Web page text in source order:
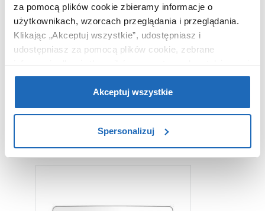
za pomocą plików cookie zbieramy informacje o
użytkownikach, wzorcach przeglądania i przeglądania.
Klikając „Akceptuj wszystkie”, udostępniasz i
udostępniasz za pomocą plików cookie, zebrane
informacje dla użytkowników zewnętrznych, a także nasi
partnerzy reklamowi.Jeśli chcesz, włącz „Tylko
wymagane pliki cookie”.Pamiętaj jednak, że
zablokowane niektóre pliki cookie mogą mieć wpływ na
dlaczego ich przepisy, przejdź do zakładu „Informacje o
Akceptuj wszystkie
Spersonalizuj
Wymiary z
opakowaniem
19 x 42 x 43 cm
Waga z opakowaniem
5,00 kg
Dane producenta
Zobacz